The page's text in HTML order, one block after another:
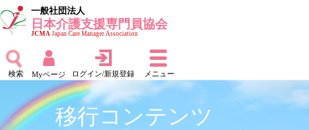
一般社団法人
日本介護支援専門員協会
JCMAJapan Care Manager Association
検索 Myページ ログイン/新規登録 メニュー
移行コンテンツ